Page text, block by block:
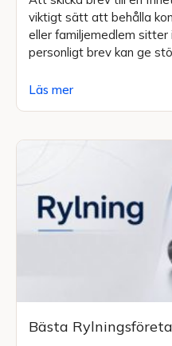
viktigt sätt att behålla
eller familjemedlem
personligt brev kan ge
Läs mer
Bästa